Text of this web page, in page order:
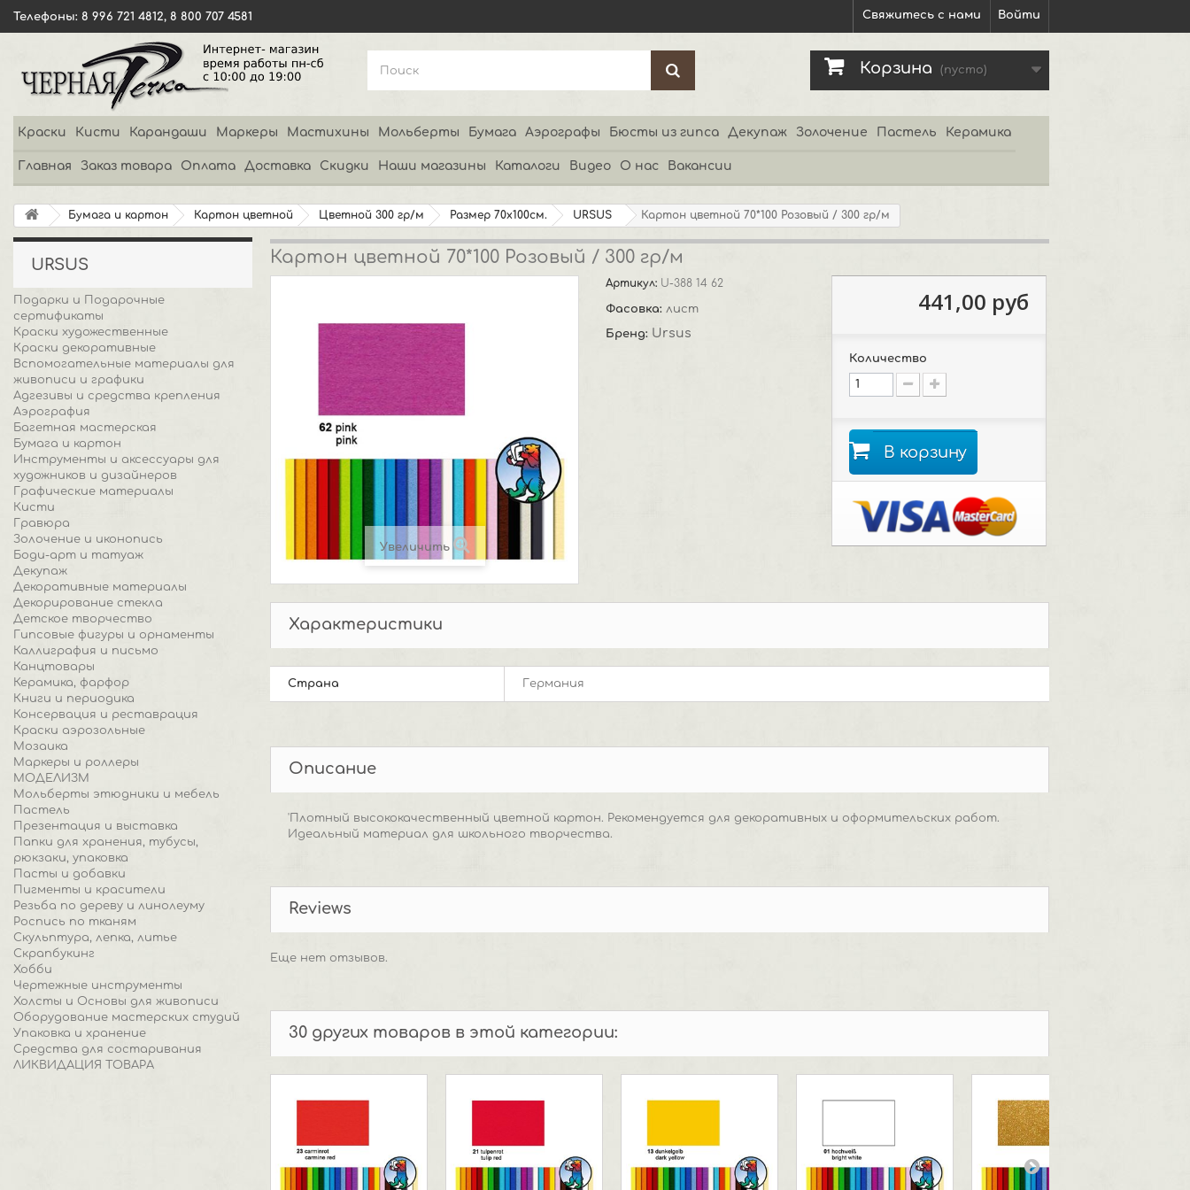
Войти
Свяжитесь с нами
Телефоны: 8 996 721 4812, 8 800 707 4581
Корзина (пусто)
Краски Кисти Карандаши Маркеры Мастихины Мольберты Бумага Аэрографы Бюсты из гипса Декупаж Золочение Пастель Керамика
Главная Заказ товара Оплата Доставка Скидки Наши магазины Каталоги Видео О нас Вакансии
Бумага и картон Картон цветной Цветной 300 гр/м Размер 70х100см. URSUS Картон цветной 70*100 Розовый / 300 гр/м
URSUS
Подарки и Подарочные
сертификаты
Краски художественные
Краски декоративные
Вспомогательные материалы для
живописи и графики
Адгезивы и средства крепления
Аэрография
Багетная мастерская
Бумага и картон
Инструменты и аксессуары для
художников и дизайнеров
Графические материалы
Кисти
Гравюра
Золочение и иконопись
Боди-арт и татуаж
Декупаж
Декоративные материалы
Декорирование стекла
Детское творчество
Гипсовые фигуры и орнаменты
Каллиграфия и письмо
Канцтовары
Керамика, фарфор
Книги и периодика
Консервация и реставрация
Краски аэрозольные
Мозаика
Маркеры и роллеры
МОДЕЛИЗМ
Мольберты этюдники и мебель
Пастель
Презентация и выставка
Папки для хранения, тубусы,
рюкзаки, упаковка
Пасты и добавки
Пигменты и красители
Резьба по дереву и линолеуму
Роспись по тканям
Скульптура, лепка, литье
Скрапбукинг
Хобби
Чертежные инструменты
Холсты и Основы для живописи
Оборудование мастерских студий
Упаковка и хранение
Средства для состаривания
ЛИКВИДАЦИЯ ТОВАРА
Картон цветной 70*100 Розовый / 300 гр/м
Увеличить
Артикул: U-388 14 62
Фасовка:лист
Бренд: Ursus
441,00 руб
Количество
В корзину
Характеристики
Страна Германия
Описание
'Плотный высококачественный цветной картон. Рекомендуется для декоративных и оформительских работ.
Идеальный материал для школьного творчества.
Reviews
Еще нет отзывов.
30 других товаров в этой категории: